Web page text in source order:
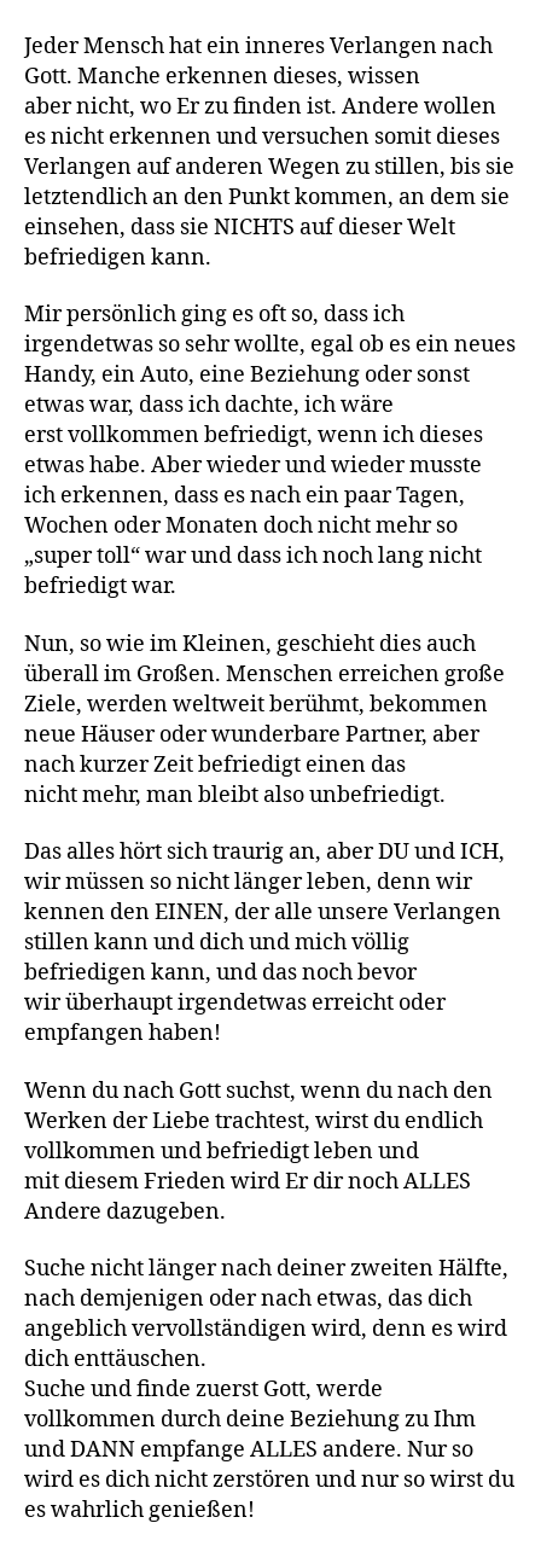
Jeder Mensch hat ein inneres Verlangen nach
Gott. Manche erkennen dieses, wissen
aber nicht, wo Er zu finden ist. Andere wollen
es nicht erkennen und versuchen somit dieses
Verlangen auf anderen Wegen zu stillen, bis sie
letztendlich an den Punkt kommen, an dem sie
einsehen, dass sie NICHTS auf dieser Welt
befriedigen kann.
Mir persönlich ging es oft so, dass ich
irgendetwas so sehr wollte, egal ob es ein neues
Handy, ein Auto, eine Beziehung oder sonst
etwas war, dass ich dachte, ich wäre
erst vollkommen befriedigt, wenn ich dieses
etwas habe. Aber wieder und wieder musste
ich erkennen, dass es nach ein paar Tagen,
Wochen oder Monaten doch nicht mehr so
„super toll“ war und dass ich noch lang nicht
befriedigt war.
Nun, so wie im Kleinen, geschieht dies auch
überall im Großen. Menschen erreichen große
Ziele, werden weltweit berühmt, bekommen
neue Häuser oder wunderbare Partner, aber
nach kurzer Zeit befriedigt einen das
nicht mehr, man bleibt also unbefriedigt.
Das alles hört sich traurig an, aber DU und ICH,
wir müssen so nicht länger leben, denn wir
kennen den EINEN, der alle unsere Verlangen
stillen kann und dich und mich völlig
befriedigen kann, und das noch bevor
wir überhaupt irgendetwas erreicht oder
empfangen haben!
Wenn du nach Gott suchst, wenn du nach den
Werken der Liebe trachtest, wirst du endlich
vollkommen und befriedigt leben und
mit diesem Frieden wird Er dir noch ALLES
Andere dazugeben.
Suche nicht länger nach deiner zweiten Hälfte,
nach demjenigen oder nach etwas, das dich
angeblich vervollständigen wird, denn es wird
dich enttäuschen.
Suche und finde zuerst Gott, werde
vollkommen durch deine Beziehung zu Ihm
und DANN empfange ALLES andere. Nur so
wird es dich nicht zerstören und nur so wirst du
es wahrlich genießen!